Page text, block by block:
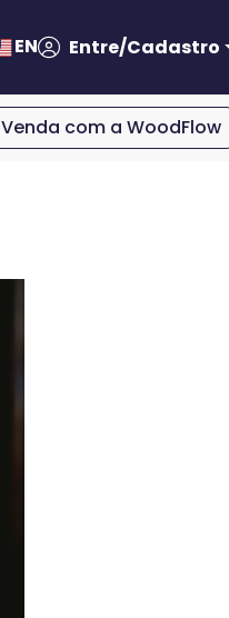
EN Entre/Cadastro
Venda com a WoodFlow